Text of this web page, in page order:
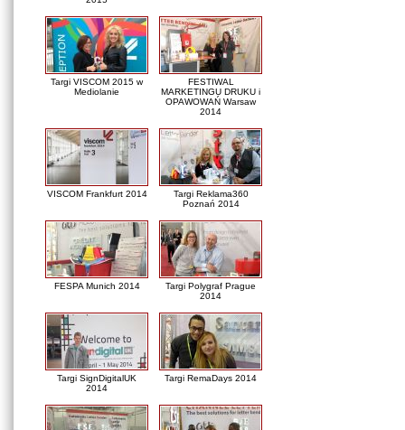
Targi VISCOM 2015 w
Mediolanie
FESTIWAL
MARKETINGU DRUKU i
OPAWOWAŃ Warsaw
2014
VISCOM Frankfurt 2014
Targi Reklama360
Poznań 2014
FESPA Munich 2014
Targi Polygraf Prague
2014
Targi SignDigitalUK
2014
Targi RemaDays 2014